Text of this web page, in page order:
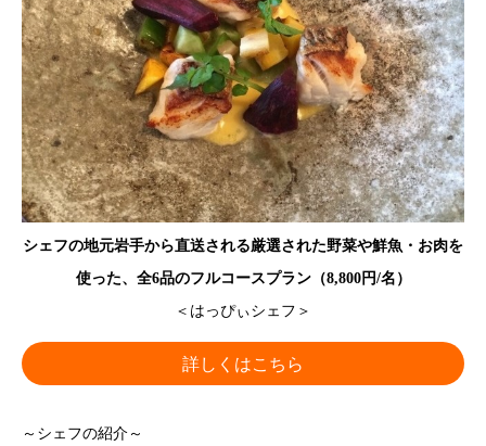
シェフの地元岩手から直送される厳選された野菜や鮮魚・お肉を
使った、全6品のフルコースプラン（8,800円/名）
＜はっぴぃシェフ＞
詳しくはこちら
～シェフの紹介～